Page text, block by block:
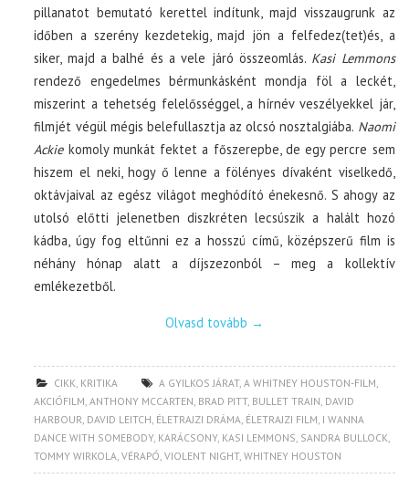
pillanatot bemutató kerettel indítunk, majd visszaugrunk az
időben a szerény kezdetekig, majd jön a felfedez(tet)és, a
siker, majd a balhé és a vele járó összeomlás. Kasi Lemmons
rendező engedelmes bérmunkásként mondja föl a leckét,
miszerint a tehetség felelősséggel, a hírnév veszélyekkel jár,
filmjét végül mégis belefullasztja az olcsó nosztalgiába. Naomi
Ackiekomoly munkát fektet a főszerepbe, de egy percre sem
hiszem el neki, hogy ő lenne a fölényes dívaként viselkedő,
oktávjaival az egész világot meghódító énekesnő. S ahogy az
utolsó előtti jelenetben diszkréten lecsúszik a halált hozó
kádba, úgy fog eltűnni ez a hosszú című, középszerű film is
néhány hónap alatt a díjszezonból – meg a kollektív
emlékezetből.
Olvasd tovább →
CIKK, KRITIKA A GYILKOS JÁRAT,A WHITNEY HOUSTON-FILM,
AKCIÓFILM,ANTHONY MCCARTEN, BRAD PITT, BULLET TRAIN, DAVID
HARBOUR, DAVID LEITCH, ÉLETRAJZI DRÁMA, ÉLETRAJZI FILM, I WANNA
DANCE WITH SOMEBODY, KARÁCSONY, KASI LEMMONS, SANDRA BULLOCK,
TOMMY WIRKOLA,VÉRAPÓ,VIOLENT NIGHT,WHITNEY HOUSTON